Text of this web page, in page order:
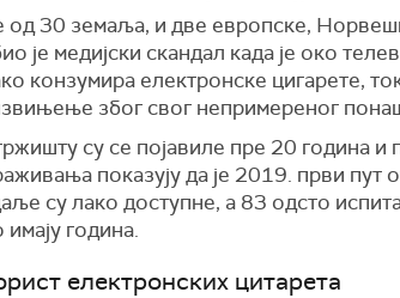
од 30 земаља, и две европске,
је медијски скандал када је око
конзумира електронске цигарете,
због свог непримереног
су се појавиле пре 20 година и
показују да је 2019. први
су лако доступне, а 83 одсто
година.
електронских цитарета